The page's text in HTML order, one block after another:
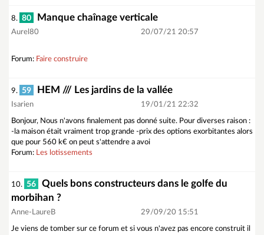
8. 80 Manque chaînage verticale
Aurel80 20/07/21 20:57
Forum: Faire construire
9. 59 HEM /// Les jardins de la vallée
Isarien 19/01/21 22:32
Bonjour, Nous n'avons finalement pas donné suite. Pour diverses raison :
-la maison était vraiment trop grande -prix des options exorbitantes alors
que pour 560 k€ on peut s'attendre a avoi
Forum: Les lotissements
10. 56
Quels bons constructeurs dans le golfe du
morbihan ?
Anne-LaureB 29/09/20 15:51
Je viens de tomber sur ce forum et si vous n'avez pas encore construit il